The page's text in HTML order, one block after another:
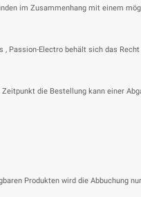
im Zusammenhang mit einem
Electro behält sich das
die Bestellung kann einer
Produkten wird die Abbuchung